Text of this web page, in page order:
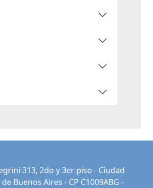
313, 2do y 3er piso - Ciudad
Buenos Aires - CP C1009ABG -